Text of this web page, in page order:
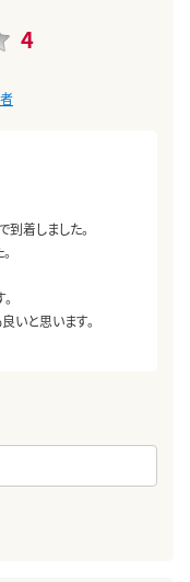
4
着しました。
いと思います。